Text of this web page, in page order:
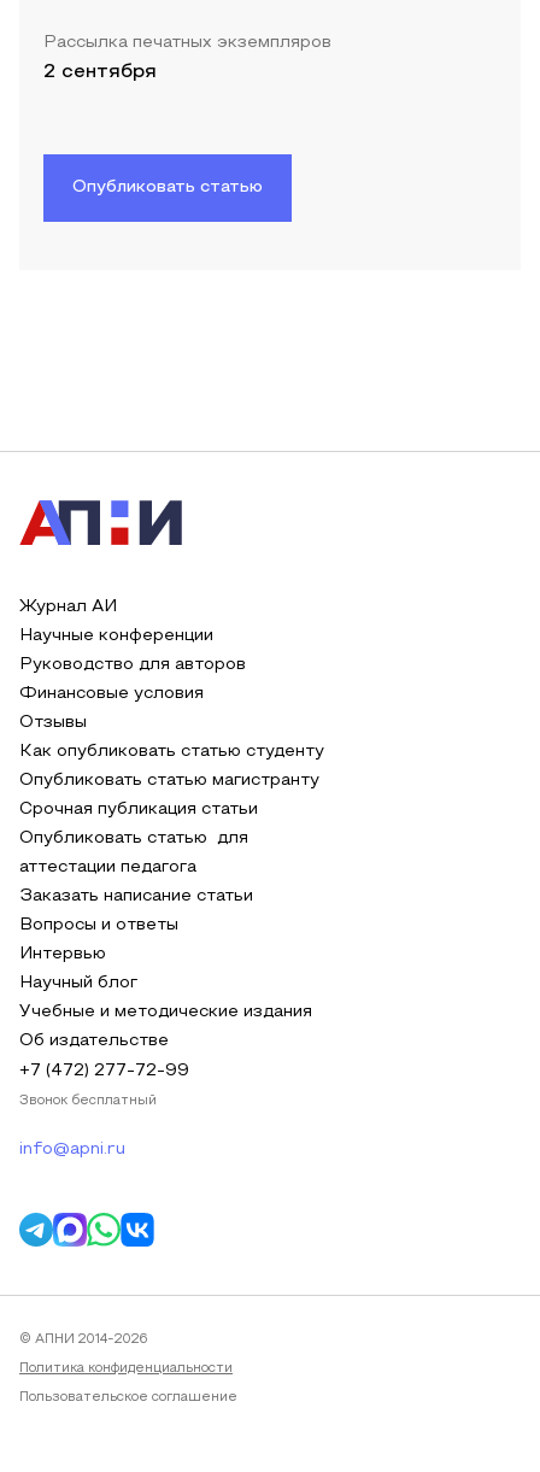
Рассылка печатных экземпляров
2 сентября
Опубликовать статью
Журнал АИ
Научные конференции
Руководство для авторов
Финансовые условия
Отзывы
Как опубликовать статью студенту
Опубликовать статью магистранту
Срочная публикация статьи
Опубликовать статью для
аттестации педагога
Заказать написание статьи
Вопросы и ответы
Интервью
Научный блог
Учебные и методические издания
Об издательстве
+7 (472) 277-72-99
Звонок бесплатный
info@apni.ru
© АПНИ 2014-2026
Политика конфиденциальности
Пользовательское соглашение